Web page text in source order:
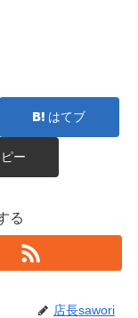
はてブ
ー
る
店長sawori